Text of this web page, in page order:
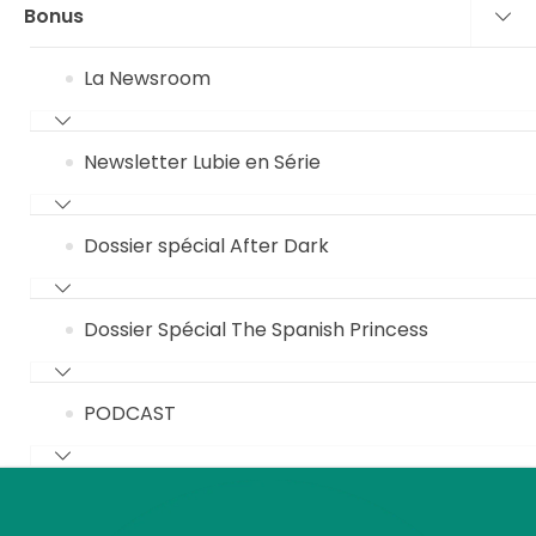
Bonus
La Newsroom
Newsletter Lubie en Série
Dossier spécial After Dark
Dossier Spécial The Spanish Princess
PODCAST